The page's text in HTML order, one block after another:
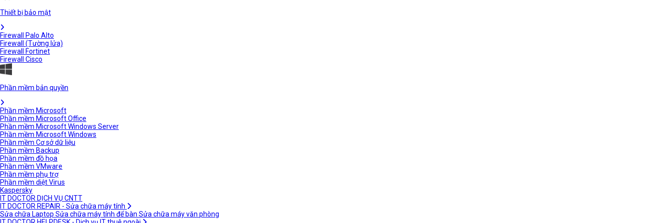
Thiết bị bảo mật
Firewall Palo Alto
Firewall (Tường lửa)
Firewall Fortinet
Firewall Cisco
Phần mềm bản quyền
Phần mềm Microsoft
Phần mềm Microsoft Office
Phần mềm Microsoft Windows Server
Phần mềm Microsoft Windows
Phần mềm Cơ sở dữ liệu
Phần mềm Backup
Phần mềm đồ họa
Phần mềm VMware
Phần mềm phụ trợ
Phần mềm diệt Virus
Kaspersky
IT DOCTOR DỊCH VỤ CNTT
IT DOCTOR REPAIR - Sửa chữa máy tính
Sửa chữa Laptop Sửa chữa máy tính để bàn Sửa chữa máy văn phòng